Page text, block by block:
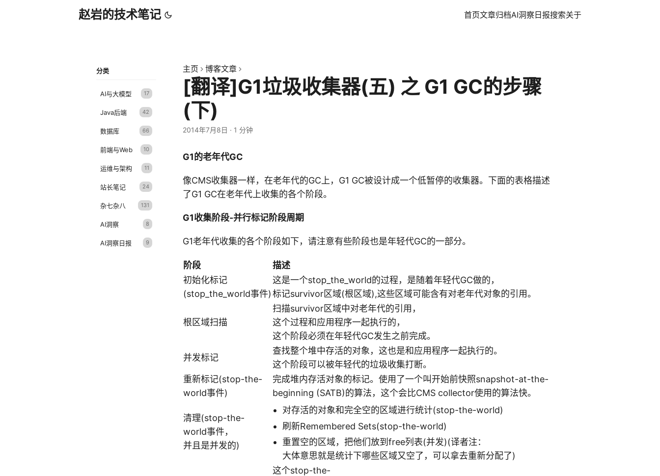
赵岩的技术笔记 首页文章归档AI洞察日报搜索关于
分类
AI与大模型 17
Java后端 42
数据库 66
前端与Web 10
运维与架构 11
站长笔记 24
杂七杂八 131
AI洞察 8
AI洞察日报 9
主页 博客文章
[翻译]G1垃圾收集器(五) 之 G1 GC的步骤
(下)
2014年7月8日 · 1 分钟
G1的老年代GC
像CMS收集器一样，在老年代的GC上，G1 GC被设计成一个低暂停的收集器。下面的表格描述
了G1 GC在老年代上收集的各个阶段。
G1收集阶段-并行标记阶段周期
G1老年代收集的各个阶段如下，请注意有些阶段也是年轻代GC的一部分。
阶段
描述
初始化标记
(stop_the_world事件)
这是一个stop_the_world的过程，是随着年轻代GC做的，
标记survivor区域(根区域),这些区域可能含有对老年代对象的引用。
根区域扫描
扫描survivor区域中对老年代的引用，
这个过程和应用程序一起执行的，
这个阶段必须在年轻代GC发生之前完成。
并发标记
查找整个堆中存活的对象，这也是和应用程序一起执行的。
这个阶段可以被年轻代的垃圾收集打断。
重新标记(stop-the-
world事件)
完成堆内存活对象的标记。使用了一个叫开始前快照snapshot-at-the-
beginning (SATB)的算法，这个会比CMS collector使用的算法快。
清理(stop-the-
world事件，
并且是并发的)
对存活的对象和完全空的区域进行统计(stop-the-world)
刷新Remembered Sets(stop-the-world)
重置空的区域，把他们放到free列表(并发)(译者注：
大体意思就是统计下哪些区域又空了，可以拿去重新分配了)
这个stop-the-